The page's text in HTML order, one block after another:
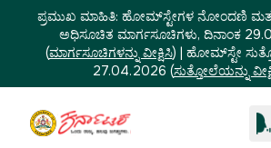
ಪ್ರಮುಖ ಮಾಹಿತಿ: ಹೋಮ್‌ಸ್ಟೇಗಳ ನೋಂದಣಿ
ಅಧಿಸೂಚಿತ ಮಾರ್ಗಸೂಚಿಗಳು, ದಿನಾಂಕ
(ಮಾರ್ಗಸೂಚಿಗಳನ್ನು ವೀಕ್ಷಿಸಿ) | ಹೋಮ್‌ಸ್ಟೇ
27.04.2026 (ಸುತ್ತೋಲೆಯನ್ನು